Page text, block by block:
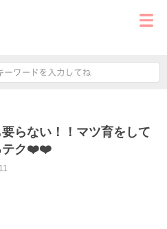
らない！！マツ育をして
テク❤️❤️